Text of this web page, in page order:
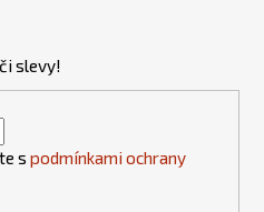
ý
u
slevy!
s podmínkami ochrany